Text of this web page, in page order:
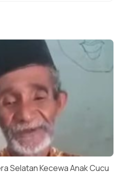
Selatan Kecewa Anak Cucu